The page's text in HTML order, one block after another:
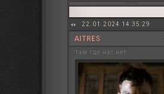
22.01.2024 14:35:29
AITRES
там где нас нет